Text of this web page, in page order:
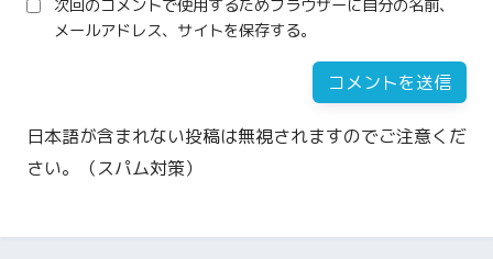
次回のコメントで使用するためブラウザーに自分の名前、
メールアドレス、サイトを保存する。
日本語が含まれない投稿は無視されますのでご注意くだ
さい。（スパム対策）